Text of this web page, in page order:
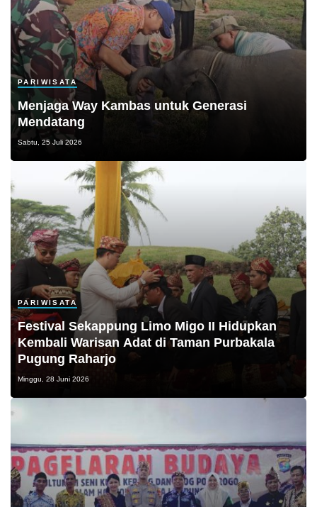
PARIWISATA
Menjaga Way Kambas untuk Generasi
Mendatang
Sabtu, 25 Juli 2026
PARIWISATA
Festival Sekappung Limo Migo II Hidupkan
Kembali Warisan Adat di Taman Purbakala
Pugung Raharjo
Minggu, 28 Juni 2026